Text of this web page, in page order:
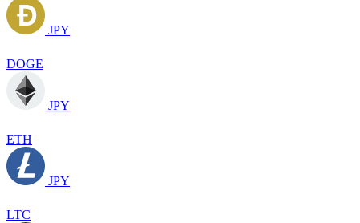
JPY
DOGE
JPY
ETH
JPY
LTC